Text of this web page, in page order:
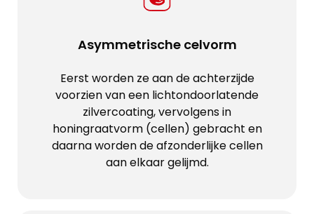
Asymmetrische celvorm
Eerst worden ze aan de achterzijde
voorzien van een lichtondoorlatende
zilvercoating, vervolgens in
honingraatvorm (cellen) gebracht en
daarna worden de afzonderlijke cellen
aan elkaar gelijmd.